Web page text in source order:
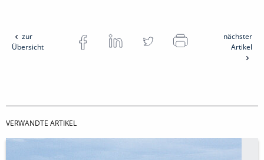
zur
Übersicht
nächster
Artikel
VERWANDTE ARTIKEL